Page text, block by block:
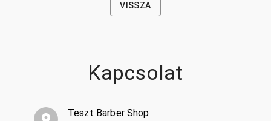
VISSZA
Kapcsolat
Teszt Barber Shop